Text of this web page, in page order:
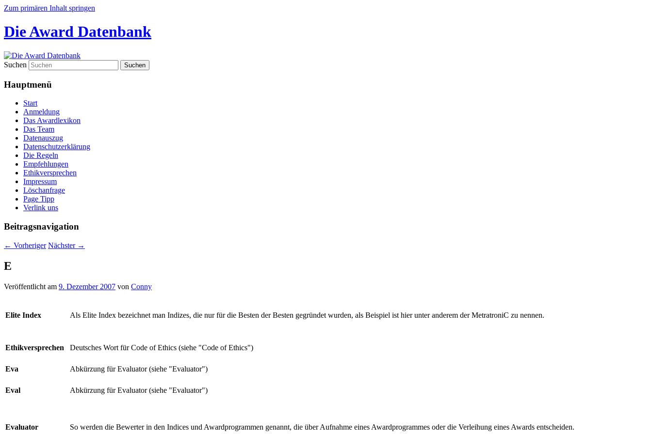
Zum primären Inhalt springen
Die Award Datenbank
Suchen
Hauptmenü
Start
Anmeldung
Das Awardlexikon
Das Team
Datenauszug
Datenschutzerklärung
Die Regeln
Empfehlungen
Ethikversprechen
Impressum
Löschanfrage
Page Tipp
Verlink uns
Beitragsnavigation
← Vorheriger Nächster →
E
Veröffentlicht am 9. Dezember 2007 von Conny
Elite Index Als Elite Index bezeichnet man Indizes, die nur für die Besten der Besten gegründet wurden, als Beispiel ist hier unter anderem der MetratroniC zu nennen.
Ethikversprechen Deutsches Wort für Code of Ethics (siehe "Code of Ethics")
Eva Abkürzung für Evaluator (siehe "Evaluator")
Eval Abkürzung für Evaluator (siehe "Evaluator")
Evaluator So werden die Bewerter in den Indices und Awardprogrammen genannt, die über Aufnahme eines Awardprogrammes oder die Verleihung eines Awards entscheiden.